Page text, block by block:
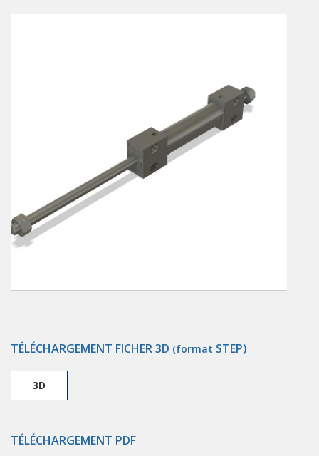
Traitements d'air - Ioniseurs
Traitements d'air compacts
TÉLÉCHARGEMENT FICHER 3D (format STEP)
3D
TÉLÉCHARGEMENT PDF